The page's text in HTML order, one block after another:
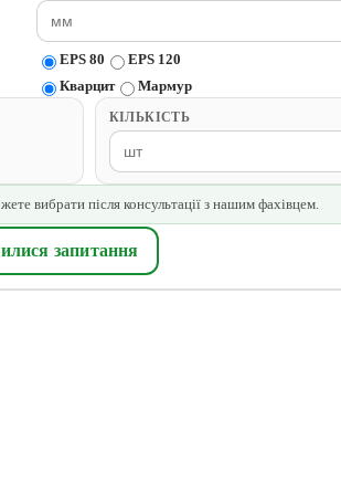
EPS 80
EPS 120
Кварцит Мармур
КІЛЬКІСТЬ
вибрати після консультації з нашим фахівцем.
запитання